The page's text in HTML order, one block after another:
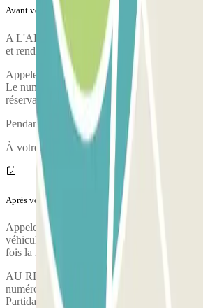
Avant votre voyage
A L'ARRIVEE : appelez le parking 15
et rendez-vous à la Porta A-Partidas pour
Appelez le parking environ 15 minutes avant
Le numéro de téléphone du parking sera
réservation effectuée.
Pendant l'appel, une personne vous
À votre arrivée, votre véhicule fera l'objet
Après votre voyage
Appelez le parking pour demander la prise
véhicule. Le numéro de téléphone du parking
fois la réservation effectuée.
AU RETOUR : après avoir récupéré vos
numéro de téléphone figurant sur le bon et
Partidas pour récupérer votre véhicule.